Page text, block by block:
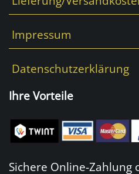
Impressum
Datenschutzerklärung
Ihre Vorteile
Sichere Online-